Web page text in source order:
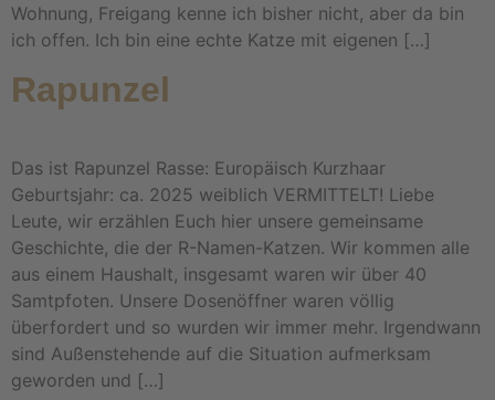
Wohnung, Freigang kenne ich bisher nicht, aber da bin
ich offen. Ich bin eine echte Katze mit eigenen […]
Rapunzel
Das ist Rapunzel Rasse: Europäisch Kurzhaar
Geburtsjahr: ca. 2025 weiblich VERMITTELT! Liebe
Leute, wir erzählen Euch hier unsere gemeinsame
Geschichte, die der R-Namen-Katzen. Wir kommen alle
aus einem Haushalt, insgesamt waren wir über 40
Samtpfoten. Unsere Dosenöffner waren völlig
überfordert und so wurden wir immer mehr. Irgendwann
sind Außenstehende auf die Situation aufmerksam
geworden und […]